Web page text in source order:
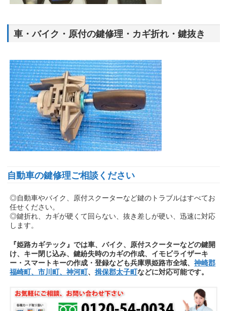
車・バイク・原付の鍵修理・カギ折れ・鍵抜き
自動車の鍵修理ご相談ください
◎自動車やバイク、原付スクーターなど鍵のトラブルはすべてお
任せください。
◎鍵折れ、カギが硬くて回らない、抜き差しが硬い、迅速に対応
します。
『姫路カギテック』では車、バイク、原付スクーターなどの鍵開
け、キー閉じ込み、鍵紛失時のカギの作成、イモビライザーキ
ー・スマートキーの作成・登録なども兵庫県姫路市全域、神崎郡
福崎町、市川町、神河町、揖保郡太子町などに対応可能です。